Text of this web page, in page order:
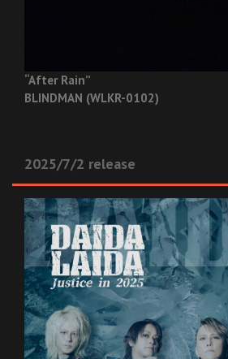
“After Rain”
BLINDMAN (WLKR-0102)
2025/7/2 release